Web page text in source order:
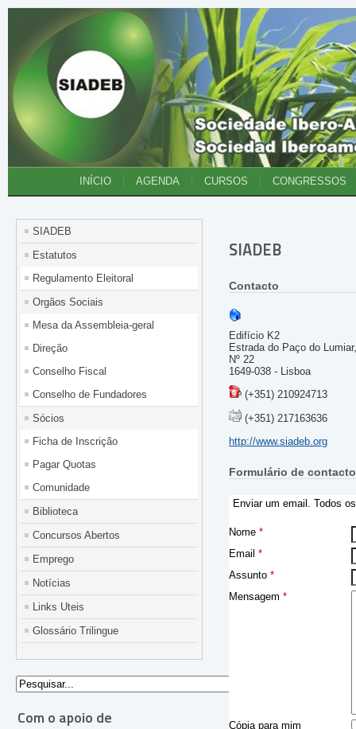
INÍCIO AGENDA CURSOS CONGRESSOS
SIADEB
Estatutos
Regulamento Eleitoral
Orgãos Sociais
Mesa da Assembleia-geral
Direção
Conselho Fiscal
Conselho de Fundadores
Sócios
Ficha de Inscrição
Pagar Quotas
Comunidade
Biblioteca
Concursos Abertos
Emprego
Notícias
Links Uteis
Glossário Trilingue
Com o apoio de
SIADEB
Contacto
Edifício K2
Estrada do Paço do
Nº 22
1649-038 - Lisboa
(+351) 210924713
(+351) 217163636
http://www.siadeb.org
Formulário de contacto
Enviar um email. Todos
Nome *
Email *
Assunto *
Mensagem *
Cópia para mim